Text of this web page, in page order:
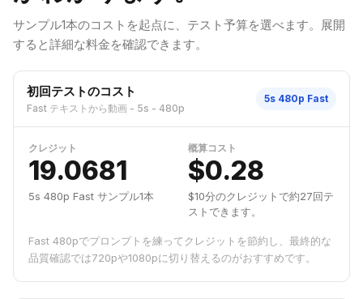
サンプル1本のコストを起点に、テスト予算を選べます。展開
すると詳細な料金を確認できます。
初回テストのコスト
Fast テキストから動画 - 5s - 480p
5s 480p Fast
クレジット
19.0681
5s 480p Fast サンプル1本
概算コスト
$0.28
$10分のクレジットで約27回テ
ストできます。
Fast 480pでプロンプトを練ってクレジットを節約し、最終的な
品質確認では720pや1080pに切り替えるのがおすすめです。